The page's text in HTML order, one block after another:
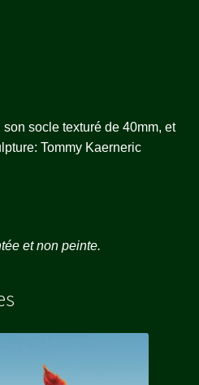
socle texturé de 40mm, et
Tommy Kaerneric
et non peinte.